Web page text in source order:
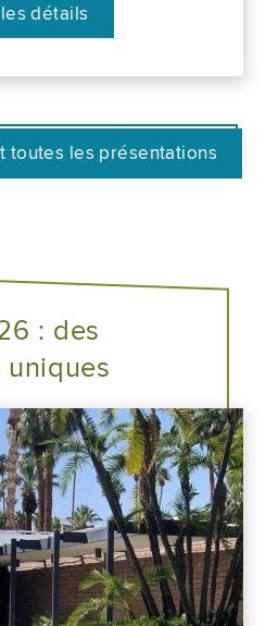
détails
toutes les présentations
: des
uniques